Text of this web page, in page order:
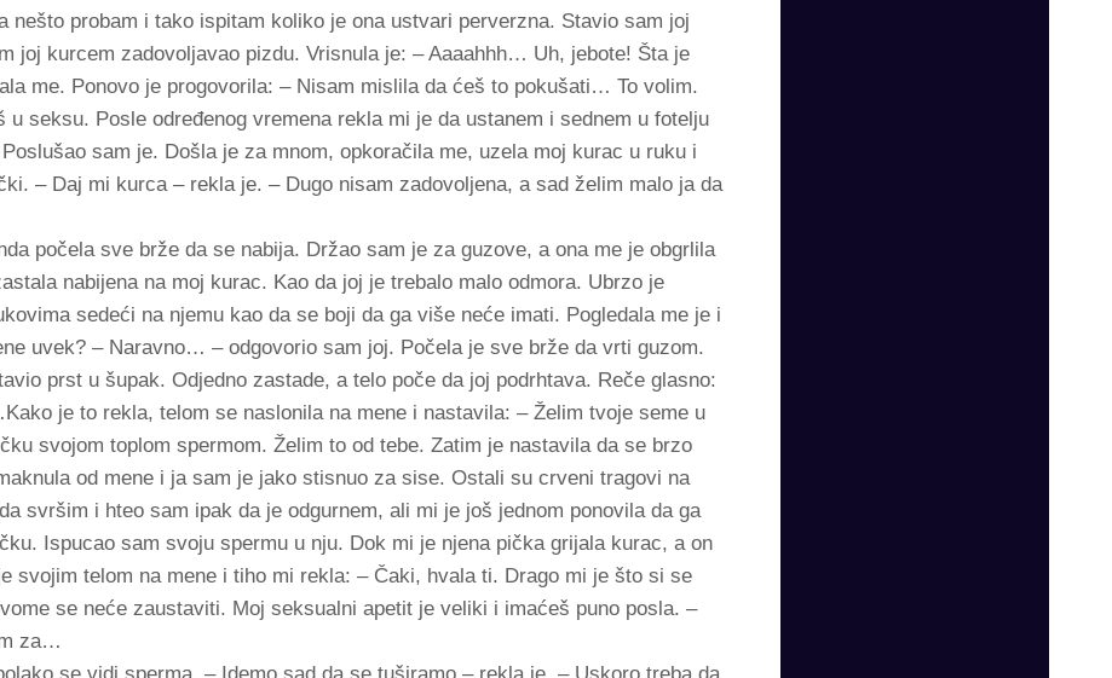
nešto probam i tako ispitam koliko je ona ustvari perverzna. Stavio sam joj
joj kurcem zadovoljavao pizdu. Vrisnula je: – Aaaahhh… Uh, jebote! Šta je
me. Ponovo je progovorila: – Nisam mislila da ćeš to pokušati… To volim.
u seksu. Posle određenog vremena rekla mi je da ustanem i sednem u fotelju
sam je. Došla je za mnom, opkoračila me, uzela moj kurac u ruku i
– Daj mi kurca – rekla je. – Dugo nisam zadovoljena, a sad želim malo ja da
počela sve brže da se nabija. Držao sam je za guzove, a ona me je obgrlila
nabijena na moj kurac. Kao da joj je trebalo malo odmora. Ubrzo je
sedeći na njemu kao da se boji da ga više neće imati. Pogledala me je i
uvek? – Naravno… – odgovorio sam joj. Počela je sve brže da vrti guzom.
prst u šupak. Odjedno zastade, a telo poče da joj podrhtava. Reče glasno:
je to rekla, telom se naslonila na mene i nastavila: – Želim tvoje seme u
svojom toplom spermom. Želim to od tebe. Zatim je nastavila da se brzo
od mene i ja sam je jako stisnuo za sise. Ostali su crveni tragovi na
svršim i hteo sam ipak da je odgurnem, ali mi je još jednom ponovila da ga
Ispucao sam svoju spermu u nju. Dok mi je njena pička grijala kurac, a on
svojim telom na mene i tiho mi rekla: – Čaki, hvala ti. Drago mi je što si se
se neće zaustaviti. Moj seksualni apetit je veliki i imaćeš puno posla. –
za…